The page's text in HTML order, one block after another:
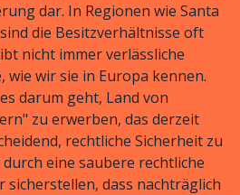
dar. In Regionen wie Santa
die Besitzverhältnisse oft
nicht immer verlässliche
wie wir sie in Europa kennen.
darum geht, Land von
zu erwerben, das derzeit
rechtliche Sicherheit zu
eine saubere rechtliche
sicherstellen, dass nachträglich